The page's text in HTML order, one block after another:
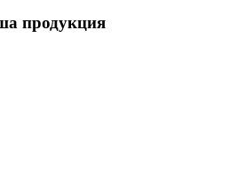
продукция